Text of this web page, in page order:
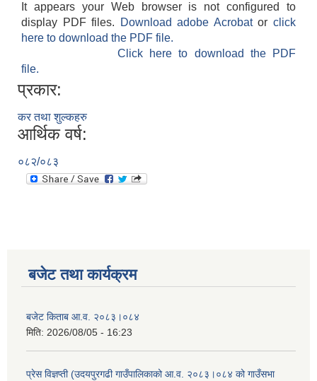
It appears your Web browser is not configured to
display PDF files.
Download adobe Acrobatorclick
here to download the PDF file.
Click here to download the PDF
file.
प्रकार:
कर तथा शुल्कहरु
आर्थिक वर्ष:
०८२/०८३
बजेट तथा कार्यक्रम
बजेट किताब आ.व. २०८३।०८४
मिति: 2026/08/05 - 16:23
प्रेस विज्ञप्ती (उदयपुरगढी गाउँपालिकाको आ.व. २०८३।०८४ को गाउँसभा